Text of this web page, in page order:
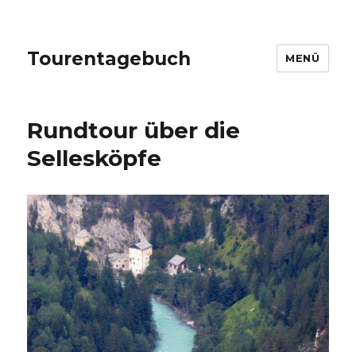
Tourentagebuch MENÜ
Rundtour über die
Sellesköpfe